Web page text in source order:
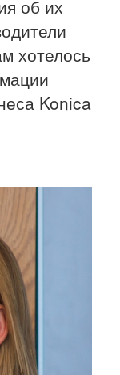
об их
хотелось
Konica